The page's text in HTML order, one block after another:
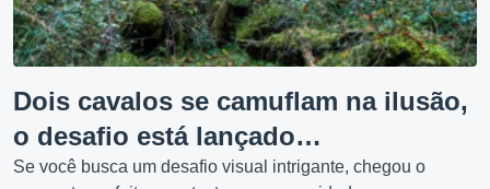
Dois cavalos se camuflam na ilusão,
o desafio está lançado…
Se você busca um desafio visual intrigante, chegou o